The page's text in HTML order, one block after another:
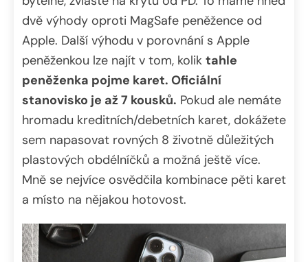
dvě výhody oproti MagSafe peněžence od
Apple. Další výhodu v porovnání s Apple
peněženkou lze najít v tom, kolik tahle
peněženka pojme karet. Oficiální
stanovisko je až 7 kousků. Pokud ale nemáte
hromadu kreditních/debetních karet, dokážete
sem napasovat rovných 8 životně důležitých
plastových obdélníčků a možná ještě více.
Mně se nejvíce osvědčila kombinace pěti karet
a místo na nějakou hotovost.